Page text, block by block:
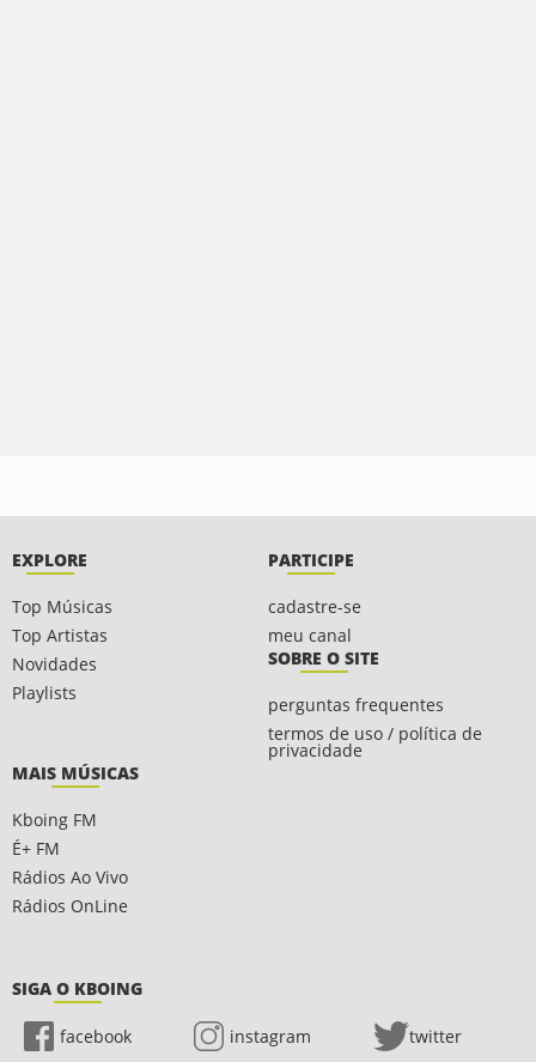
EXPLORE
Top Músicas
Top Artistas
Novidades
Playlists
PARTICIPE
cadastre-se
meu canal
SOBRE O SITE
perguntas frequentes
termos de uso / política de
privacidade
MAIS MÚSICAS
Kboing FM
É+ FM
Rádios Ao Vivo
Rádios OnLine
SIGA O KBOING
facebook instagram twitter